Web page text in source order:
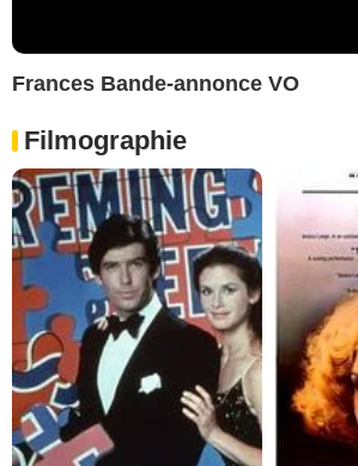
Frances Bande-annonce VO
Filmographie